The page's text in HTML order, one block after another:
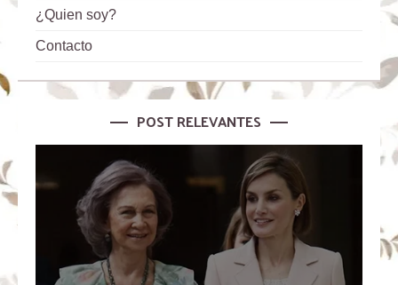
¿Quien soy?
Contacto
POST RELEVANTES